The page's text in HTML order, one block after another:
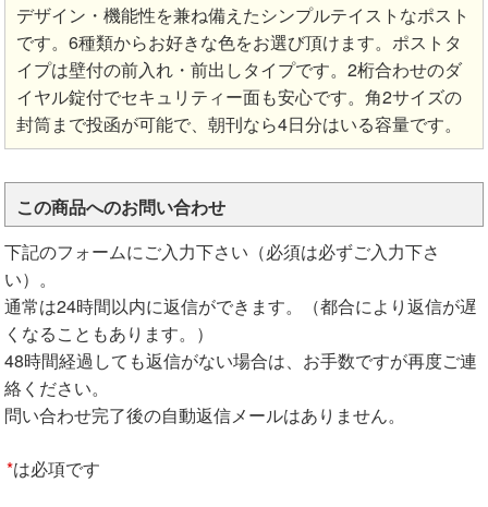
デザイン・機能性を兼ね備えたシンプルテイストなポスト
です。6種類からお好きな色をお選び頂けます。ポストタ
イプは壁付の前入れ・前出しタイプです。2桁合わせのダ
イヤル錠付でセキュリティー面も安心です。角2サイズの
封筒まで投函が可能で、朝刊なら4日分はいる容量です。
この商品へのお問い合わせ
下記のフォームにご入力下さい（必須は必ずご入力下さ
い）。
通常は24時間以内に返信ができます。（都合により返信が遅
くなることもあります。）
48時間経過しても返信がない場合は、お手数ですが再度ご連
絡ください。
問い合わせ完了後の自動返信メールはありません。
*は必項です